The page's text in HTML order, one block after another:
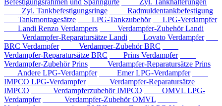
Befestigungsrahmen und Spanngurte
Zyl. Tankhalterungen
Zyl. Tankbefestigungsringe
Radmuldentankbefestigung
Tankmontagesätze
LPG-Tankzubehör
LPG-Verdampfer
Landi Renzo Verdampers
Verdampfer-Zubehör Landi
Verdampfer-Reparatursätze Landi
Lovato Verdampfer
BRC Verdampfer
Verdamper-Zubehör BRC
Verdampfer-Reparatursätze BRC
Prins Verdampfer
Verdampfer-Zubehör Prins
Verdampfer-Reparatursätze Prins
Andere LPG-Verdampfer
Emer LPG-Verdampfer
IMPCO LPG-Verdampfer
Verdampfer-Reparatursätze
IMPCO
Verdampferzubehör IMPCO
OMVL LPG-
Verdampfer
Verdampfer-Zubehör OMVL